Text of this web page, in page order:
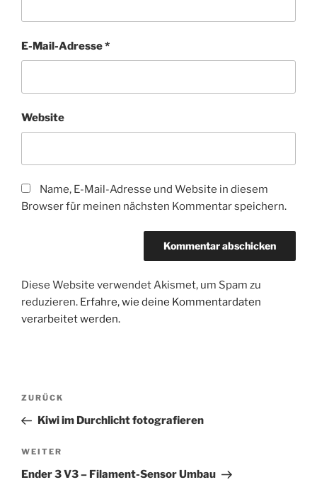
E-Mail-Adresse*
Website
Name, E-Mail-Adresse und Website in diesem
Browser für meinen nächsten Kommentar speichern.
Diese Website verwendet Akismet, um Spam zu
reduzieren. Erfahre, wie deine Kommentardaten
verarbeitet werden.
Beitragsnavigation
Vorheriger
Beitrag
ZURÜCK
Kiwi im Durchlicht fotografieren
Nächster
Beitrag
WEITER
Ender 3 V3 – Filament-Sensor Umbau